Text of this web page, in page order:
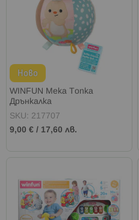
Ново
WINFUN Мека Топка
Дрънкалка
SKU: 217707
9,00 € / 17,60 лв.